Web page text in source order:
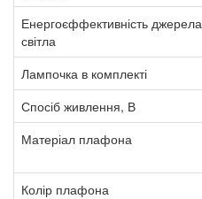
Енергоєффективність джерела
світла
Лампочка в комплекті
Спосіб живлення, В
Матеріал плафона
Колір плафона